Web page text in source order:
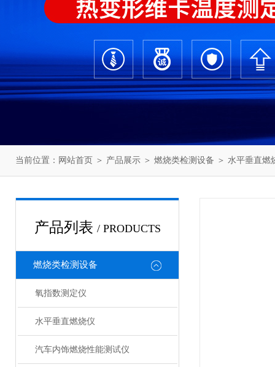
当前位置： 网站首页 ＞ 产品展示 ＞ 燃烧类检测设备 ＞ 水平垂直燃
产品列表 / PRODUCTS
燃烧类检测设备
氧指数测定仪
水平垂直燃烧仪
汽车内饰燃烧性能测试仪